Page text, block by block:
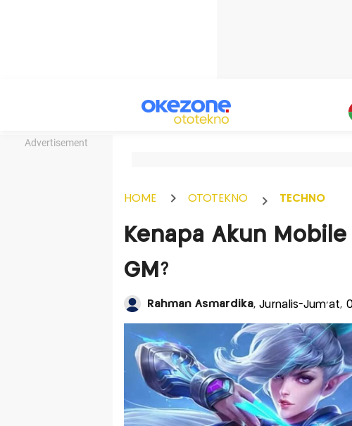
Advertisement
HOME OTOTEKNO TECHNO
Kenapa Akun
GM?
Rahman Asmardika, Jurnalis-Jum'at,